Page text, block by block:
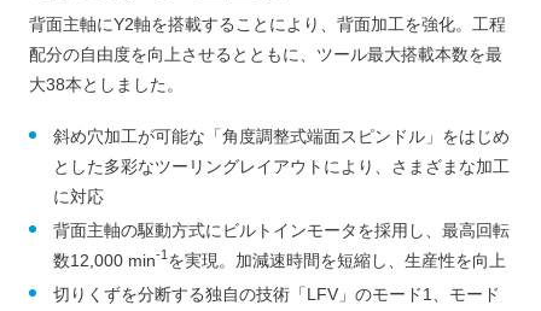
背面主軸にY2軸を搭載することにより、背面加工を強化。工程
配分の自由度を向上させるとともに、ツール最大搭載本数を最
大38本としました。
斜め穴加工が可能な「角度調整式端面スピンドル」をはじめ
とした多彩なツーリングレイアウトにより、さまざまな加工
に対応
背面主軸の駆動方式にビルトインモータを採用し、最高回転
数12,000 min-1を実現。加減速時間を短縮し、生産性を向上
切りくずを分断する独自の技術「LFV」のモード1、モード